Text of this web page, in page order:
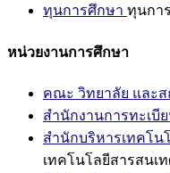
ทุนการศึกษา ทุนกา
หน่วยงานการศึกษา
คณะ วิทยาลัย และ
สำนักงานการทะเบี
สำนักบริหารเทคโน
เทคโนโลยีสารสนเ